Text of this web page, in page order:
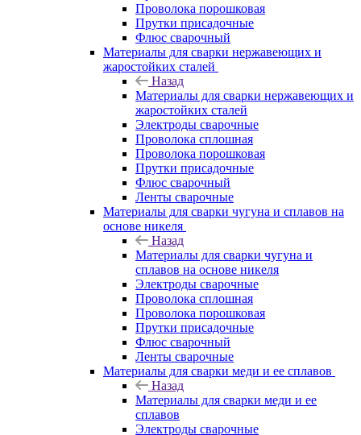
Проволока порошковая
Прутки присадочные
Флюс сварочный
Материалы для сварки нержавеющих и
жаростойких сталей
Назад
Материалы для сварки нержавеющих и
жаростойких сталей
Электроды сварочные
Проволока сплошная
Проволока порошковая
Прутки присадочные
Флюс сварочный
Ленты сварочные
Материалы для сварки чугуна и сплавов на
основе никеля
Назад
Материалы для сварки чугуна и
сплавов на основе никеля
Электроды сварочные
Проволока сплошная
Проволока порошковая
Прутки присадочные
Флюс сварочный
Ленты сварочные
Материалы для сварки меди и ее сплавов
Назад
Материалы для сварки меди и ее
сплавов
Электроды сварочные